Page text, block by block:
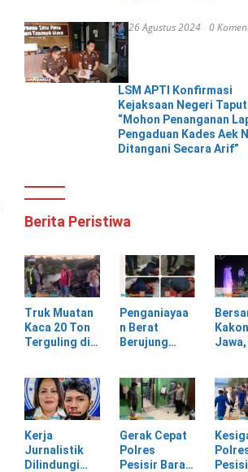
26 Agustus 2024 0
LSM APTI Konfirmasi
Kejaksaan Negeri Taput
“Mohon Penanganan
Pengaduan Kades Aek
Ditangani Secara Arif”
Berita Peristiwa
Truk Muatan
Kaca 20 Ton
Terguling di
Kali
Bambang,
Pesisir Barat
Penganiayaa
n Berat
Berujung
Lingga Tewas
di Rumah
Sendiri
Kerja
Jurnalistik
Dilindungi
Gerak Cepat
Polres
Pesisir Barat